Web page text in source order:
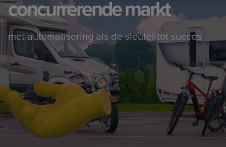
concurrerende markt
met automatisering als de sleutel tot succes